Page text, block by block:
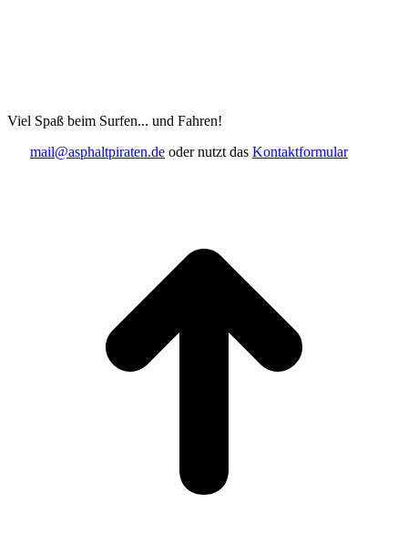
Viel Spaß beim Surfen... und Fahren!
mail@asphaltpiraten.de oder nutzt das Kontaktformular